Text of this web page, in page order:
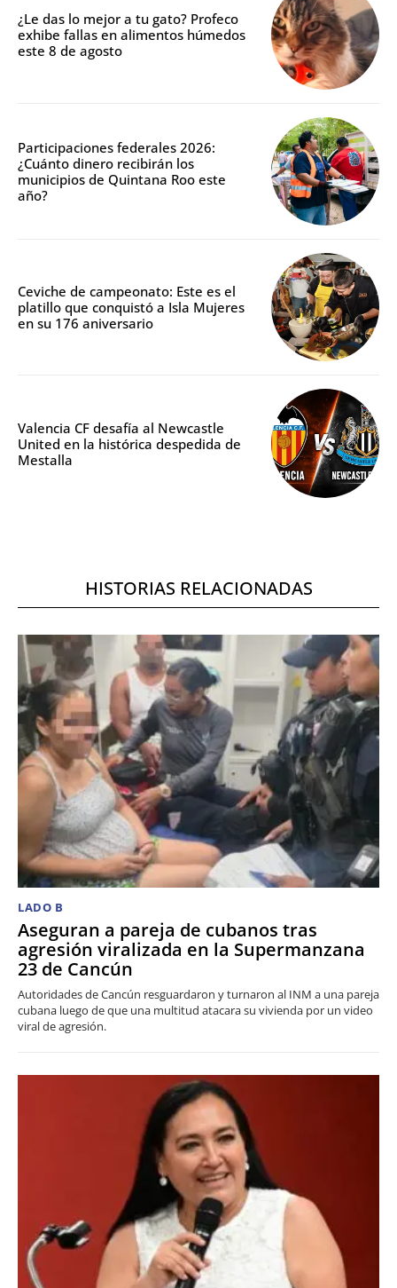
¿Le das lo mejor a tu gato? Profeco
exhibe fallas en alimentos húmedos
este 8 de agosto
Participaciones federales 2026:
¿Cuánto dinero recibirán los
municipios de Quintana Roo este
año?
Ceviche de campeonato: Este es el
platillo que conquistó a Isla Mujeres
en su 176 aniversario
Valencia CF desafía al Newcastle
United en la histórica despedida de
Mestalla
HISTORIAS RELACIONADAS
LADO B
Aseguran a pareja de cubanos tras
agresión viralizada en la Supermanzana
23 de Cancún
Autoridades de Cancún resguardaron y turnaron al INM a una pareja
cubana luego de que una multitud atacara su vivienda por un video
viral de agresión.